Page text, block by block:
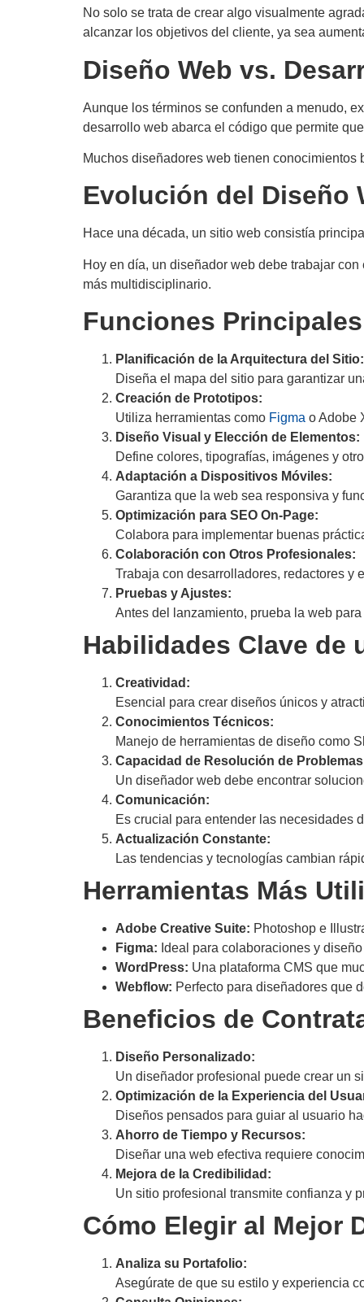
No solo se trata de crear algo visualmente
alcanzar los objetivos del cliente, ya sea
Diseño Web vs.
Aunque los términos se confunden a menudo,
desarrollo web abarca el código que permite
Muchos diseñadores web tienen
Evolución del Diseño
Hace una década, un sitio web consistía
Hoy en día, un diseñador web debe trabajar
más multidisciplinario.
Funciones
Planificación de la Arquitectura del Sitio:
Diseña el mapa del sitio para garantizar
Creación de Prototipos:
Utiliza herramientas como Figma o Adobe
Diseño Visual y Elección de Elementos:
Define colores, tipografías, imágenes y
Adaptación a Dispositivos Móviles:
Garantiza que la web sea responsiva y
Optimización para SEO On-Page:
Colabora para implementar buenas
Colaboración con Otros Profesionales:
Trabaja con desarrolladores, redactores y
Pruebas y Ajustes:
Antes del lanzamiento, prueba la web
Habilidades Clave de
Creatividad:
Esencial para crear diseños únicos y
Conocimientos Técnicos:
Manejo de herramientas de diseño como
Capacidad de Resolución de
Un diseñador web debe encontrar
Comunicación:
Es crucial para entender las necesidades
Actualización Constante:
Las tendencias y tecnologías cambian
Herramientas Más
Adobe Creative Suite: Photoshop e
Figma: Ideal para colaboraciones y
WordPress: Una plataforma CMS que
Webflow: Perfecto para diseñadores que
Beneficios de
Diseño Personalizado:
Un diseñador profesional puede crear un
Optimización de la Experiencia del
Diseños pensados para guiar al usuario
Ahorro de Tiempo y Recursos:
Diseñar una web efectiva requiere
Mejora de la Credibilidad:
Un sitio profesional transmite confianza y
Cómo Elegir al Mejor
Analiza su Portafolio:
Asegúrate de que su estilo y experiencia